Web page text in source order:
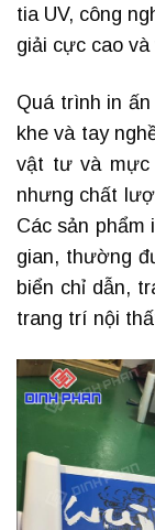
tia UV, công
giải cực cao
Quá trình in
khe và tay
vật tư và mực
nhưng chất
Các sản
gian, thường
biển chỉ dẫn,
trang trí nội